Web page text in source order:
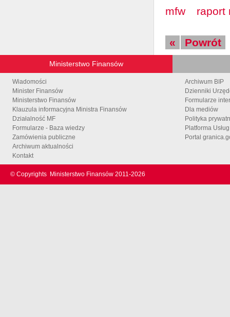
mfw
raport
« Powrót
Ministerstwo Finansów
Wiadomości
Minister Finansów
Ministerstwo Finansów
Klauzula informacyjna Ministra Finansów
Działalność MF
Formularze - Baza wiedzy
Zamówienia publiczne
Archiwum aktualności
Kontakt
Archiwum BIP
Dzienniki
Formularze
Dla mediów
Polityka
Platforma
Portal
© Copyrights Ministerstwo Finansów 2011-2026